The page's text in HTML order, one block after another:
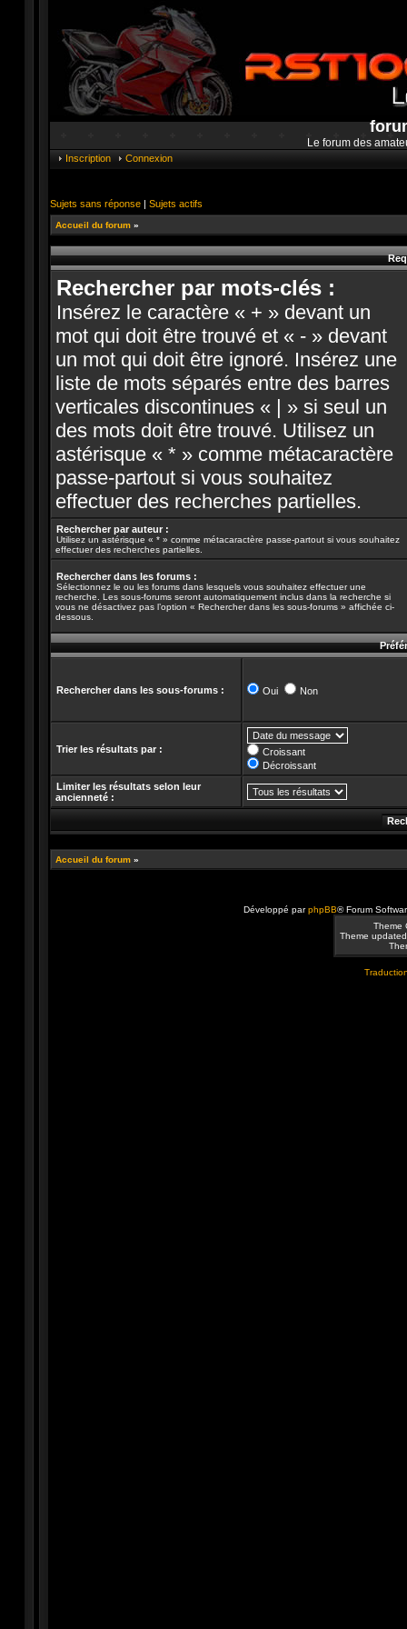
Le forum des
Inscription Connexion
Sujets sans réponse | Sujets actifs
Accueil du forum »
Rechercher par mots-clés :
Insérez le caractère « + » devant un
mot qui doit être trouvé et « - » devant
un mot qui doit être ignoré. Insérez une
liste de mots séparés entre des barres
verticales discontinues « | » si seul un
des mots doit être trouvé. Utilisez un
astérisque « * » comme métacaractère
passe-partout si vous souhaitez
effectuer des recherches partielles.
Rechercher par auteur :
Utilisez un astérisque « * » comme métacaractère passe-partout si vous souhaitez
effectuer des recherches partielles.
Rechercher dans les forums :
Sélectionnez le ou les forums dans lesquels vous souhaitez effectuer une
recherche. Les sous-forums seront automatiquement inclus dans la recherche si
vous ne désactivez pas l’option « Rechercher dans les sous-forums » affichée ci-
dessous.
Rechercher dans les sous-forums : Oui Non
Trier les résultats par :
Croissant
Décroissant
Limiter les résultats selon leur
ancienneté :
Accueil du forum »
Développé parphpBB® Forum
Theme
Theme